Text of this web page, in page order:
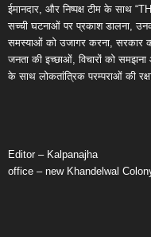
ईमानदार, और निष्पक्ष टीम के साथ
सच्ची घटनाओं पर प्रकाश डालना,
समस्याओं को उजागर करना, सरकार
जनता की इच्छाओं, विचारों को
के साथ लोकतांत्रिक परम्पराओं की
Editor – Kalpanajha
office – new Khandelwal